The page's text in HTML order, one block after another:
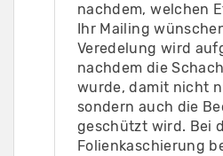
nachdem, welchen
Ihr Mailing
Veredelung wird
nachdem die
wurde, damit nicht
sondern auch die
geschützt wird. Bei
Folienkaschierung